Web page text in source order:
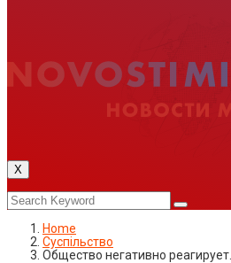
X
Home
Суспільство
Общество негативно реагирует…